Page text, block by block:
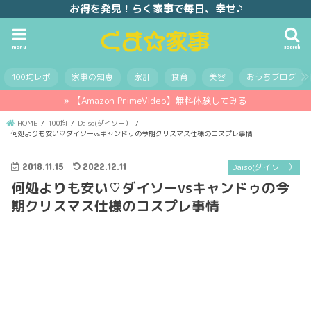
お得を発見！らく家事で毎日、幸せ♪
search
menu
100均レポ 家事の知恵 家計 食育 美容 おうちブログ
【Amazon PrimeVideo】無料体験してみる
HOME 100均
Daiso(ダイソー）
何処よりも安い♡ダイソーvsキャンドゥの今期クリスマス仕様のコスプレ事情
Daiso(ダイソー）
2018.11.15 2022.12.11
何処よりも安い♡ダイソーvsキャンドゥの今
期クリスマス仕様のコスプレ事情